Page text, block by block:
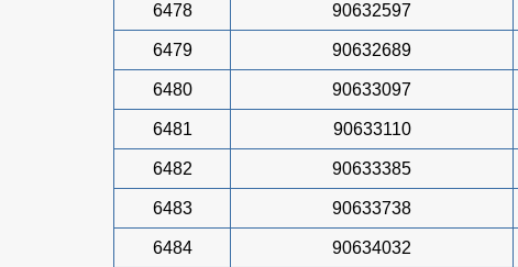
6478 90632597
6479 90632689
6480 90633097
6481 90633110
6482 90633385
6483 90633738
6484 90634032